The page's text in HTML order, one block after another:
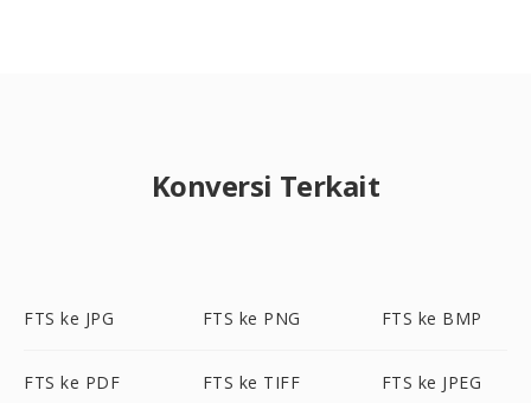
Konversi Terkait
FTS ke JPG FTS ke PNG FTS ke BMP
FTS ke PDF FTS ke TIFF FTS ke JPEG